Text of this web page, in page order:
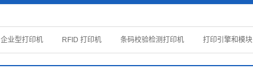
企业型打印机 RFID 打印机 条码校验检测打印机 打印引擎和模块